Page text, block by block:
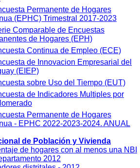
Permanente de Hogares
(EPHC) Trimestral 2017-2023
Comparable de Encuestas
de Hogares (EPH)
Continua de Empleo (ECE)
de Innovacion Empresarial del
(EIEP)
sobre Uso del Tiempo (EUT)
de Indicadores Multiples por
Permanente de Hogares
- EPHC 2022-2023-2024. ANUAL
de Población y Vivienda
de hogares con al menos una NBI
2012